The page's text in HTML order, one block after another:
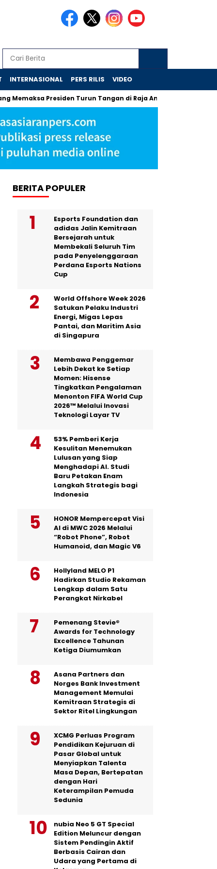
INTERNASIONAL PERS RILIS VIDEO
Presiden Turun Tangan di Raja Ampat
BERITA POPULER
Esports Foundation dan
adidas Jalin Kemitraan
Bersejarah untuk
Membekali Seluruh Tim
pada Penyelenggaraan
Perdana Esports Nations
Cup
World Offshore Week 2026
Satukan Pelaku Industri
Energi, Migas Lepas
Pantai, dan Maritim Asia
di Singapura
Membawa Penggemar
Lebih Dekat ke Setiap
Momen: Hisense
Tingkatkan Pengalaman
Menonton FIFA World Cup
2026™ Melalui Inovasi
Teknologi Layar TV
53% Pemberi Kerja
Kesulitan Menemukan
Lulusan yang Siap
Menghadapi AI. Studi
Baru Petakan Enam
Langkah Strategis bagi
Indonesia
HONOR Mempercepat Visi
AI di MWC 2026 Melalui
“Robot Phone”, Robot
Humanoid, dan Magic V6
Hollyland MELO P1
Hadirkan Studio Rekaman
Lengkap dalam Satu
Perangkat Nirkabel
Pemenang Stevie®
Awards for Technology
Excellence Tahunan
Ketiga Diumumkan
Asana Partners dan
Norges Bank Investment
Management Memulai
Kemitraan Strategis di
Sektor Ritel Lingkungan
XCMG Perluas Program
Pendidikan Kejuruan di
Pasar Global untuk
Menyiapkan Talenta
Masa Depan, Bertepatan
dengan Hari
Keterampilan Pemuda
Sedunia
nubia Neo 5 GT Special
Edition Meluncur dengan
Sistem Pendingin Aktif
Berbasis Cairan dan
Udara yang Pertama di